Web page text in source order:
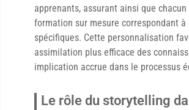
apprenants, assurant ainsi que
formation sur mesure correspondant à
spécifiques. Cette personnalisation
assimilation plus efficace des
implication accrue dans le processus
Le rôle du storytelling